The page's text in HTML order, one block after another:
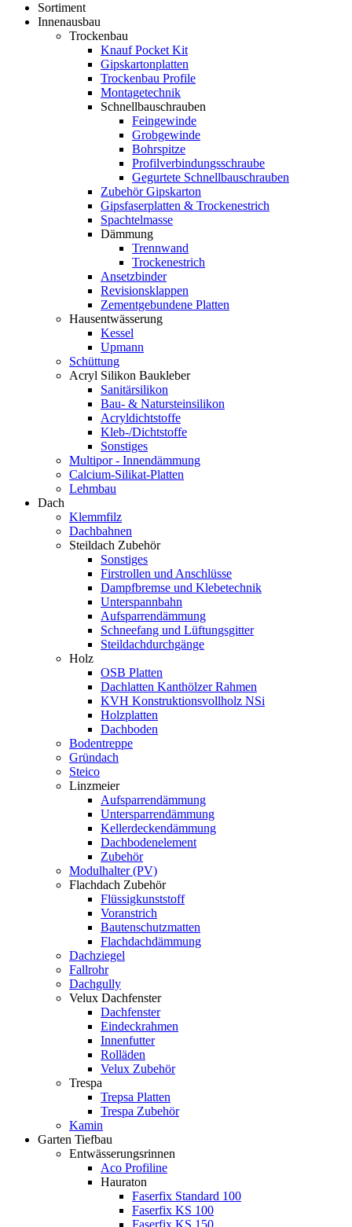
Sortiment
Innenausbau
Trockenbau
Knauf Pocket Kit
Gipskartonplatten
Trockenbau Profile
Montagetechnik
Schnellbauschrauben
Feingewinde
Grobgewinde
Bohrspitze
Profilverbindungsschraube
Gegurtete Schnellbauschrauben
Zubehör Gipskarton
Gipsfaserplatten & Trockenestrich
Spachtelmasse
Dämmung
Trennwand
Trockenestrich
Ansetzbinder
Revisionsklappen
Zementgebundene Platten
Hausentwässerung
Kessel
Upmann
Schüttung
Acryl Silikon Baukleber
Sanitärsilikon
Bau- & Natursteinsilikon
Acryldichtstoffe
Kleb-/Dichtstoffe
Sonstiges
Multipor - Innendämmung
Calcium-Silikat-Platten
Lehmbau
Dach
Klemmfilz
Dachbahnen
Steildach Zubehör
Sonstiges
Firstrollen und Anschlüsse
Dampfbremse und Klebetechnik
Unterspannbahn
Aufsparrendämmung
Schneefang und Lüftungsgitter
Steildachdurchgänge
Holz
OSB Platten
Dachlatten Kanthölzer Rahmen
KVH Konstruktionsvollholz NSi
Holzplatten
Dachboden
Bodentreppe
Gründach
Steico
Linzmeier
Aufsparrendämmung
Untersparrendämmung
Kellerdeckendämmung
Dachbodenelement
Zubehör
Modulhalter (PV)
Flachdach Zubehör
Flüssigkunststoff
Voranstrich
Bautenschutzmatten
Flachdachdämmung
Dachziegel
Fallrohr
Dachgully
Velux Dachfenster
Dachfenster
Eindeckrahmen
Innenfutter
Rolläden
Velux Zubehör
Trespa
Trepsa Platten
Trespa Zubehör
Kamin
Garten Tiefbau
Entwässerungsrinnen
Aco Profiline
Hauraton
Faserfix Standard 100
Faserfix KS 100
Faserfix KS 150